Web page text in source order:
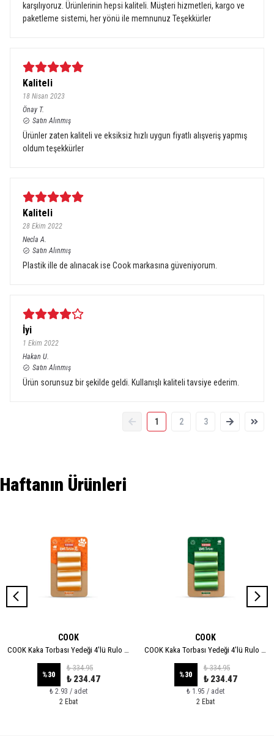
karşılıyoruz. Ürünlerinin hepsi kaliteli. Müşteri hizmetleri, kargo ve
paketleme sistemi, her yönü ile memnunuz Teşekkürler
Kaliteli
18 Nisan 2023
Önay T.
Satın Alınmış
Ürünler zaten kaliteli ve eksiksiz hızlı uygun fiyatlı alışveriş yapmış
oldum teşekkürler
Kaliteli
28 Ekim 2022
Necla A.
Satın Alınmış
Plastik ille de alınacak ise Cook markasına güveniyorum.
İyi
1 Ekim 2022
Hakan U.
Satın Alınmış
Ürün sorunsuz bir şekilde geldi. Kullanışlı kaliteli tavsiye ederim.
1 2 3
Haftanın Ürünleri
COOK
COOK Kaka Torbası Yedeği 4'lü Rulo - XL
%30
₺ 334.95
₺ 234.47
₺ 2.93 / adet
2 Ebat
COOK
COOK Kaka Torbası Yedeği 4'lü Rulo - STANDART
%30
₺ 334.95
₺ 234.47
₺ 1.95 / adet
2 Ebat